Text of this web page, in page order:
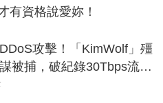
有資格說愛妳！
攻擊！「KimWolf」殭
被捕，破紀錄30Tbps流量